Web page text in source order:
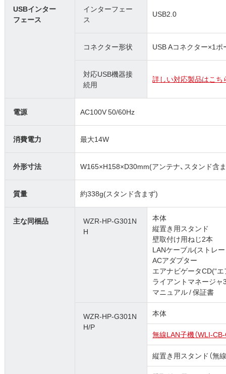
USBインター
フェース
インターフェー
ス
USB2.0
コネクター形状 USB Aコネクター×1ポ
対応USB機器接
続用
詳しい対応製品はこち
電源 AC100V 50/60Hz
消費電力 最大14W
外形寸法 W165×H158×D30mm(アンテナ、スタンド含
質量 約338g(スタンド含まず)
主な同梱品
WZR-HP-G301N
H
本体
縦置き用スタンド
壁取付け用ねじ2本
LANケーブル(ストレー
ACアダプター
エアナビゲータCD(“エ
ライアントマネージャ
マニュアル / 保証書
WZR-HP-G301N
H/P
本体
無線LAN子機（WLI-
縦置き用スタンド（無